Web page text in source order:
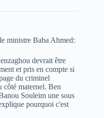
ministre Baba Ahmed:
devrait être
et pris en compte si
du criminel
côté maternel. Ben
Souleim une sous
pourquoi c'est